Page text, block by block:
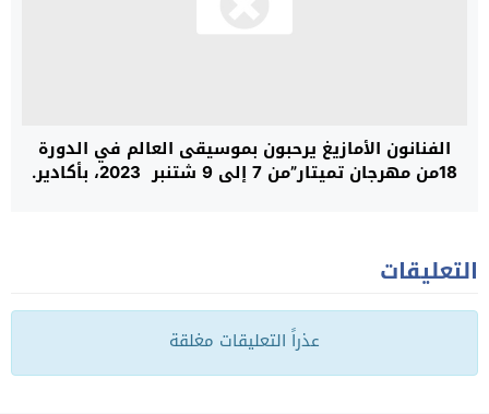
الفنانون الأمازيغ يرحبون بموسيقى العالم في الدورة
18من مهرجان تميتار”من 7 إلى 9 شتنبر 2023، بأكادير.
التعليقات
عذراً التعليقات مغلقة